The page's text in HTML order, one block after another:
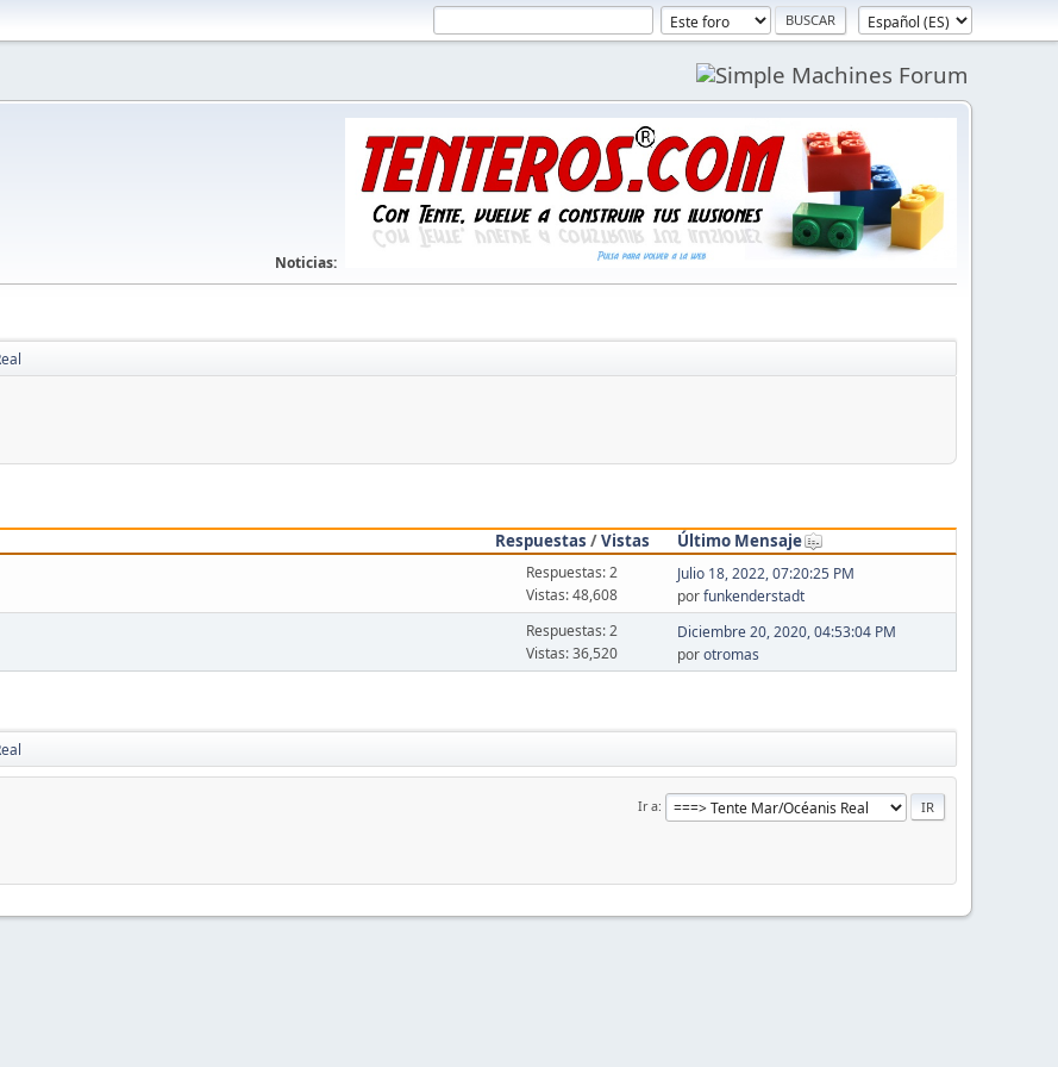
Noticias:
Respuestas /Vistas
Último Mensaje
Respuestas: 2
Vistas: 48,608
Julio 18, 2022, 07:20:25 PM
porfunkenderstadt
Respuestas: 2
Vistas: 36,520
Diciembre 20, 2020, 04:53:04 PM
porotromas
Ir a